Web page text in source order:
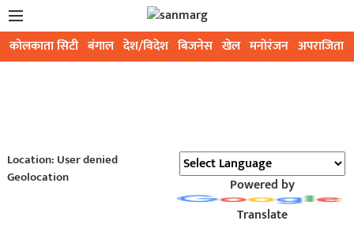
कोलकाता सिटी बंगाल देश/विदेश बिजनेस खेल मनोरंजन अपराजिता
Location: User denied
Geolocation
Powered by
Translate